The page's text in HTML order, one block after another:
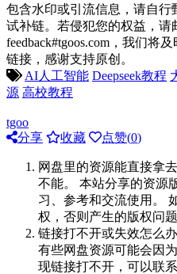
包含水印或引流信息，请自
试补链。若侵犯您的权益，请
feedback#tgoos.com，我们将
链接，感谢支持原创。
AI人工智能 Deepseek教程
源 高校教程
tgoo
分享
收藏 点赞(0)
网盘里的资源能直接拿
不能。 本站分享的资源
习、参考和交流使用。
权，否则产生的版权问
链接打不开或失效怎么
有些网盘资源可能会因
现链接打不开，可以联